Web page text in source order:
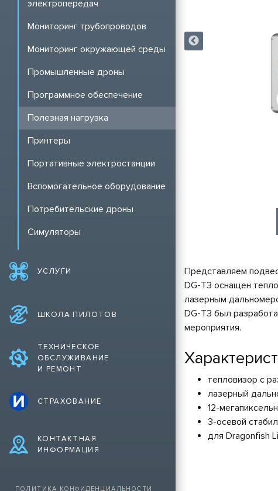
электропередач
Мониторинг трубопроводов
Мониторинг окружающей среды
Промышленные дроны
Программное обеспечение
Полезная нагрузка
Принтеры
Портативные электростанции
Вспомогательное оборудование
Потребительские дроны
Симуляторы
УСЛУГИ
ШКОЛА ПИЛОТОВ
ТЕХНИЧЕСКОЕ
ОБСЛУЖИВАНИЕ
И РЕМОНТ
СТРАХОВАНИЕ
КОНТАКТНАЯ
ИНФОРМАЦИЯ
ПОЛИТИКА КОНФИДЕНЦИАЛЬНОСТИ
Представляем
DG-T3 оснащен
лазерным
DG-T3 был
мероприятия.
тепловизор с
лазерный
12-
3-осевой
для Dragonfish